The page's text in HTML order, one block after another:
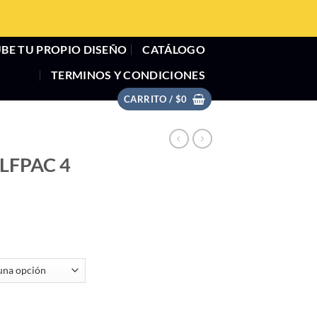
TU PROPIO DISEÑO
CATÁLOGO
TERMINOS Y CONDICIONES
CARRITO / $0
4